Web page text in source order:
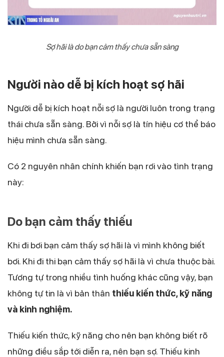
Sợ hãi là do bạn cảm thấy chưa sẵn sàng
Người nào dễ bị kích hoạt sợ hãi
Người dễ bị kích hoạt nỗi sợ là người luôn trong trạng
thái chưa sẵn sàng. Bởi vì nỗi sợ là tín hiệu cơ thể báo
hiệu mình chưa sẵn sàng.
Có 2 nguyên nhân chính khiến bạn rơi vào tình trạng
này:
Do bạn cảm thấy thiếu
Khi đi bơi bạn cảm thấy sợ hãi là vì mình không biết
bơi. Khi đi thi bạn cảm thấy sợ hãi là vì chưa thuộc bài.
Tương tự trong nhiều tình huống khác cũng vậy, bạn
không tự tin là vì bản thân thiếu kiến thức, kỹ năng
và kinh nghiệm.
Thiếu kiến thức, kỹ năng cho nên bạn không biết rõ
những điều sắp tới diễn ra, nên bạn sợ. Thiếu kinh